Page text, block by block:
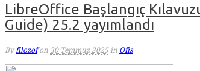
LibreOffice Başlangıç
Guide) 25.2 yayımlandı
By filozof on 30 Temmuz 2025 in Ofis